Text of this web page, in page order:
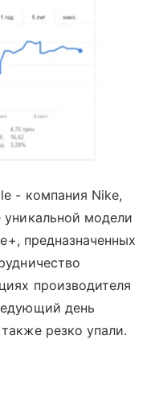
- компания Nike,
уникальной модели
предназначенных
производителя
день
резко упали.